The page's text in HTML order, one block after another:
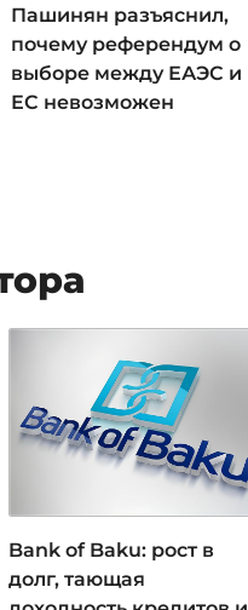
Пашинян разъяснил,
почему референдум о
выборе между ЕАЭС и
ЕС невозможен
Bank of Baku: рост в
долг, тающая